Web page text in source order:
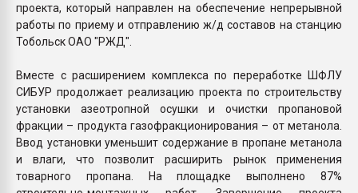
проекта, который направлен на обеспечение непрерывной
работы по приему и отправлению ж/д составов на станцию
Тобольск ОАО "РЖД".
Вместе с расширением комплекса по переработке ШФЛУ
СИБУР продолжает реализацию проекта по строительству
установки азеотропной осушки и очистки пропановой
фракции – продукта газофракционирования – от метанола.
Ввод установки уменьшит содержание в пропане метанола
и влаги, что позволит расширить рынок применения
товарного пропана. На площадке выполнено 87%